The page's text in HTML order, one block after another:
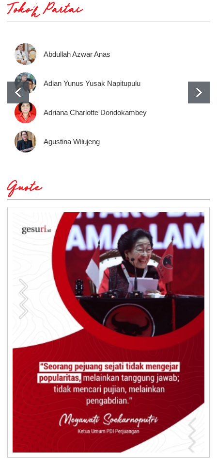
Tokoh Partai
Abdullah Azwar Anas
Adian Yunus Yusak Napitupulu
Adriana Charlotte Dondokambey
Agustina Wilujeng
Quote